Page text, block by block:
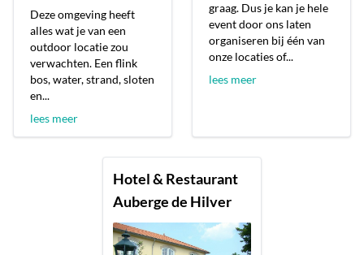
Deze omgeving heeft
alles wat je van een
outdoor locatie zou
verwachten. Een flink
bos, water, strand, sloten
en...
lees meer
graag. Dus je kan je hele
event door ons laten
organiseren bij één van
onze locaties of...
lees meer
Hotel & Restaurant
Auberge de Hilver